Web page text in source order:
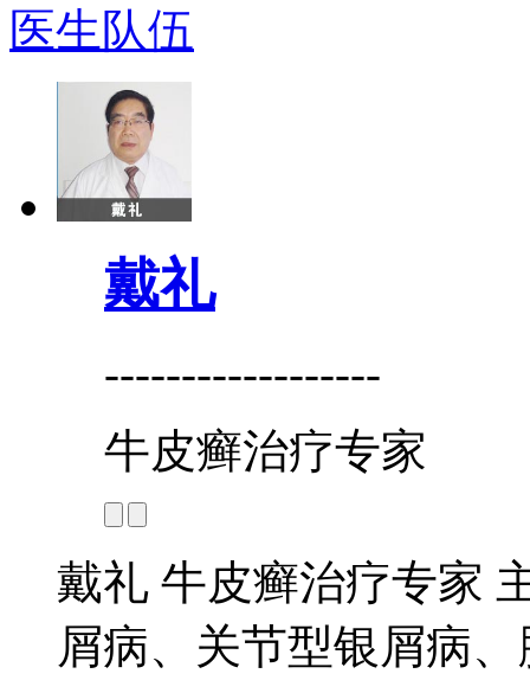
医生队伍
戴礼
------------------
牛皮癣治疗专家
戴礼 牛皮癣治疗专家
屑病、关节型银屑病